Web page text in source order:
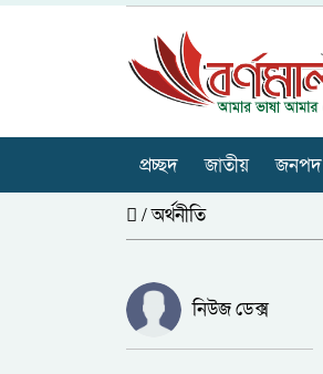
প্রচ্ছদ জাতীয় জনপদ
/অর্থনীতি
নিউজ ডেক্স